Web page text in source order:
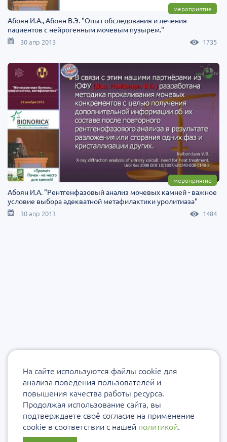
мероприятие
Абоян И.А., Абоян В.Э. "Опыт обследования и лечения
пациентов с нейрогенным мочевым пузырем."
30 апр 2013 1735
мероприятие
Абоян И.А. "Рентгенфазовый анализ мочевых камней - важное
условие выбора адекватной метафилактики уролитиаза"
30 апр 2013 1484
На сайте используются файлы cookie для
анализа поведения пользователей и
повышения качества работы ресурса.
Продолжая использование сайта, вы
подтверждаете своё согласие на применение
cookie в соответствии с нашей политикой.